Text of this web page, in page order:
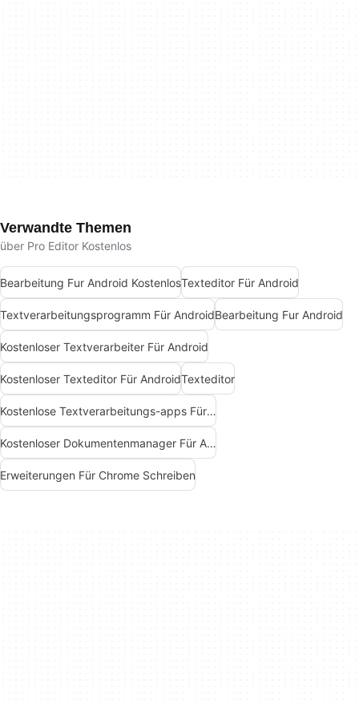
Verwandte Themen
über Pro Editor Kostenlos
Bearbeitung Fur Android KostenlosTexteditor Für Android
Textverarbeitungsprogramm Für AndroidBearbeitung Fur Android
Kostenloser Textverarbeiter Für Android
Kostenloser Texteditor Für AndroidTexteditor
Kostenlose Textverarbeitungs-apps Für Android
Kostenloser Dokumentenmanager Für Android
Erweiterungen Für Chrome Schreiben